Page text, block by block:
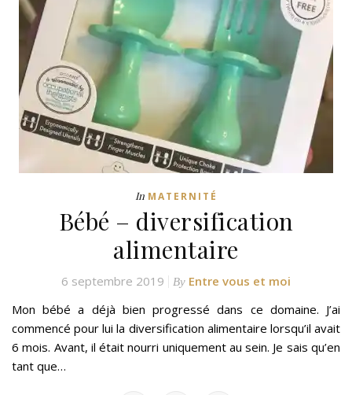
In MATERNITÉ
Bébé – diversification
alimentaire
6 septembre 2019 By Entre vous et moi
Mon bébé a déjà bien progressé dans ce domaine. J’ai
commencé pour lui la diversification alimentaire lorsqu’il avait
6 mois. Avant, il était nourri uniquement au sein. Je sais qu’en
tant que…